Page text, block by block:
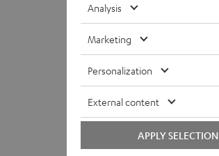
Analysis
Marketing
Personalization
External content
APPLY SELECTION